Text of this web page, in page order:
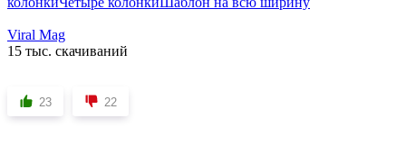
Viral Mag
15 тыс. скачиваний
23 22